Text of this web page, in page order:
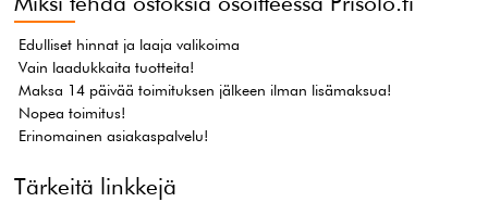
Edulliset hinnat ja laaja valikoima
Vain laadukkaita tuotteita!
Maksa 14 päivää toimituksen jälkeen ilman lisämaksua!
Nopea toimitus!
Erinomainen asiakaspalvelu!
Tärkeitä linkkejä